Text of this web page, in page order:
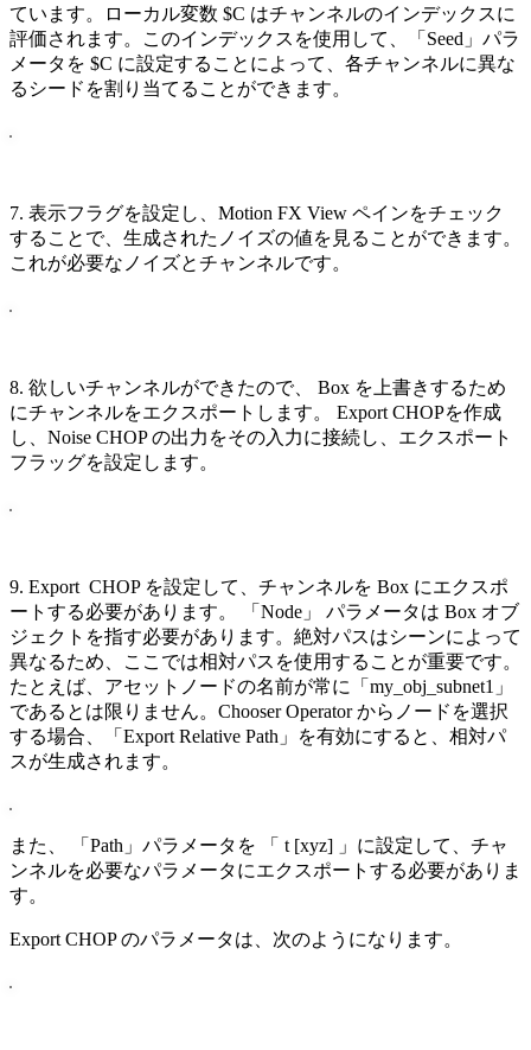
ています。ローカル変数 $C はチャンネルのインデックスに
評価されます。このインデックスを使用して、「Seed」パラ
メータを $C に設定することによって、各チャンネルに異な
るシードを割り当てることができます。
7. 表示フラグを設定し、Motion FX View ペインをチェック
することで、生成されたノイズの値を見ることができます。
これが必要なノイズとチャンネルです。
8. 欲しいチャンネルができたので、 Box を上書きするため
にチャンネルをエクスポートします。 Export CHOPを作成
し、Noise CHOP の出力をその入力に接続し、エクスポート
フラッグを設定します。
9. Export CHOP を設定して、チャンネルを Box にエクスポ
ートする必要があります。 「Node」 パラメータは Box オブ
ジェクトを指す必要があります。絶対パスはシーンによって
異なるため、ここでは相対パスを使用することが重要です。
たとえば、アセットノードの名前が常に「my_obj_subnet1」
であるとは限りません。Chooser Operator からノードを選択
する場合、「Export Relative Path」を有効にすると、相対パ
スが生成されます。
また、 「Path」パラメータを 「 t [xyz] 」に設定して、チャ
ンネルを必要なパラメータにエクスポートする必要がありま
す。
Export CHOP のパラメータは、次のようになります。